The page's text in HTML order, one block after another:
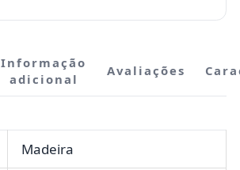
Informação
adicional
Avaliações
Madeira